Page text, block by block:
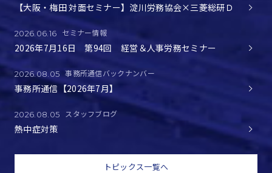
【大阪・梅田 対面セミナー】淀川労務協会×三菱総研Ｄ
2026.06.16 セミナー情報
2026年7月16日 第94回 経営＆人事労務セミナー
2026.08.05 事務所通信バックナンバー
事務所通信【2026年7月】
2026.08.05 スタッフブログ
熱中症対策
トピックス一覧へ